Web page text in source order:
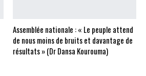
Assemblée nationale : « Le peuple attend
de nous moins de bruits et davantage de
résultats » (Dr Dansa Kourouma)